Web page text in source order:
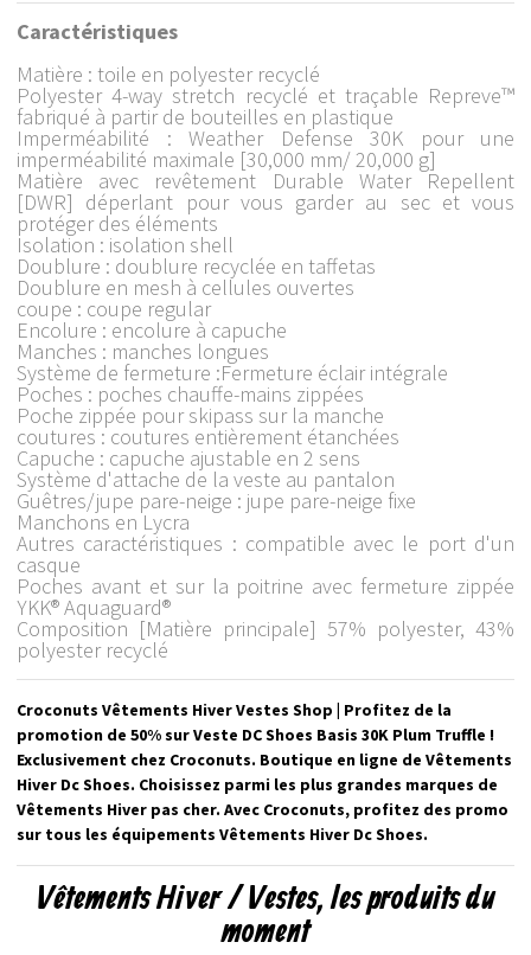
Caractéristiques
Matière : toile en polyester recyclé
Polyester 4-way stretch recyclé et traçable Repreve™
fabriqué à partir de bouteilles en plastique
Imperméabilité : Weather Defense 30K pour une
imperméabilité maximale [30,000 mm/ 20,000 g]
Matière avec revêtement Durable Water Repellent
[DWR] déperlant pour vous garder au sec et vous
protéger des éléments
Isolation : isolation shell
Doublure : doublure recyclée en taffetas
Doublure en mesh à cellules ouvertes
coupe : coupe regular
Encolure : encolure à capuche
Manches : manches longues
Système de fermeture :Fermeture éclair intégrale
Poches : poches chauffe-mains zippées
Poche zippée pour skipass sur la manche
coutures : coutures entièrement étanchées
Capuche : capuche ajustable en 2 sens
Système d'attache de la veste au pantalon
Guêtres/jupe pare-neige : jupe pare-neige fixe
Manchons en Lycra
Autres caractéristiques : compatible avec le port d'un
casque
Poches avant et sur la poitrine avec fermeture zippée
YKK® Aquaguard®
Composition [Matière principale] 57% polyester, 43%
polyester recyclé
Croconuts Vêtements Hiver Vestes Shop | Profitez de la
promotion de 50% sur Veste DC Shoes Basis 30K Plum Truffle !
Exclusivement chez Croconuts. Boutique en ligne de Vêtements
Hiver Dc Shoes. Choisissez parmi les plus grandes marques de
Vêtements Hiver pas cher. Avec Croconuts, profitez des promo
sur tous les équipements Vêtements Hiver Dc Shoes.
Vêtements Hiver / Vestes, les produits du
moment